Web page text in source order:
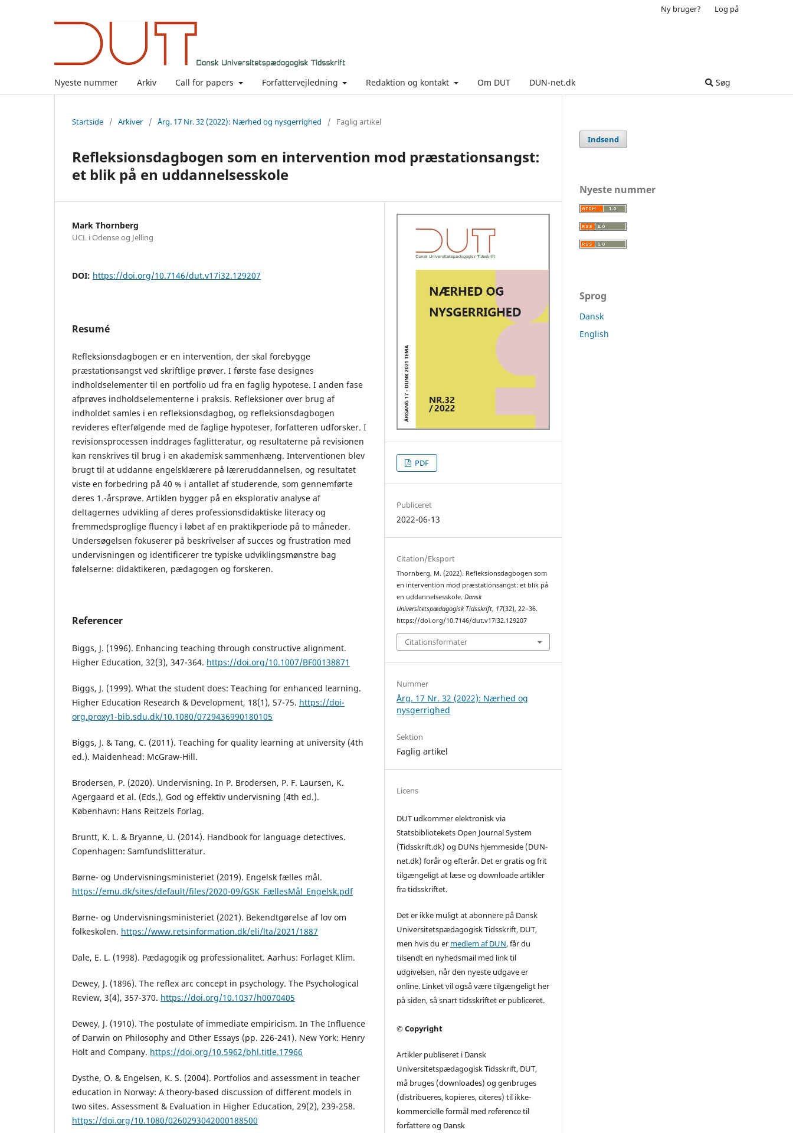
Nyeste nummer Arkiv Call for papers Forfattervejledning Redaktion og kontakt Om DUT DUN-net.dk Søg
Ny bruger? Log på
Startside / Arkiver / Årg. 17 Nr. 32 (2022): Nærhed og nysgerrighed / Faglig artikel
Refleksionsdagbogen som en intervention mod præstationsangst:
et blik på en uddannelsesskole
Mark Thornberg
UCL i Odense og Jelling
DOI: https://doi.org/10.7146/dut.v17i32.129207
Resumé
Refleksionsdagbogen er en intervention, der skal forebygge
præstationsangst ved skriftlige prøver. I første fase designes
indholdselementer til en portfolio ud fra en faglig hypotese. I anden fase
afprøves indholdselementerne i praksis. Refleksioner over brug af
indholdet samles i en refleksionsdagbog, og refleksionsdagbogen
revideres efterfølgende med de faglige hypoteser, forfatteren udforsker. I
revisionsprocessen inddrages faglitteratur, og resultaterne på revisionen
kan renskrives til brug i en akademisk sammenhæng. Interventionen blev
brugt til at uddanne engelsklærere på læreruddannelsen, og resultatet
viste en forbedring på 40 % i antallet af studerende, som gennemførte
deres 1.-årsprøve. Artiklen bygger på en eksplorativ analyse af
deltagernes udvikling af deres professionsdidaktiske literacy og
fremmedsproglige fluency i løbet af en praktikperiode på to måneder.
Undersøgelsen fokuserer på beskrivelser af succes og frustration med
undervisningen og identificerer tre typiske udviklingsmønstre bag
følelserne: didaktikeren, pædagogen og forskeren.
Referencer
Biggs, J. (1996). Enhancing teaching through constructive alignment.
Higher Education, 32(3), 347-364. https://doi.org/10.1007/BF00138871
Biggs, J. (1999). What the student does: Teaching for enhanced learning.
Higher Education Research & Development, 18(1), 57-75. https://doi-
org.proxy1-bib.sdu.dk/10.1080/0729436990180105
Biggs, J. & Tang, C. (2011). Teaching for quality learning at university (4th
ed.). Maidenhead: McGraw-Hill.
Brodersen, P. (2020). Undervisning. In P. Brodersen, P. F. Laursen, K.
Agergaard et al. (Eds.), God og effektiv undervisning (4th ed.).
København: Hans Reitzels Forlag.
Bruntt, K. L. & Bryanne, U. (2014). Handbook for language detectives.
Copenhagen: Samfundslitteratur.
Børne- og Undervisningsministeriet (2019). Engelsk fælles mål.
https://emu.dk/sites/default/files/2020-09/GSK_FællesMål_Engelsk.pdf
Børne- og Undervisningsministeriet (2021). Bekendtgørelse af lov om
folkeskolen. https://www.retsinformation.dk/eli/lta/2021/1887
Dale, E. L. (1998). Pædagogik og professionalitet. Aarhus: Forlaget Klim.
Dewey, J. (1896). The reflex arc concept in psychology. The Psychological
Review, 3(4), 357-370. https://doi.org/10.1037/h0070405
Dewey, J. (1910). The postulate of immediate empiricism. In The Influence
of Darwin on Philosophy and Other Essays (pp. 226-241). New York: Henry
Holt and Company. https://doi.org/10.5962/bhl.title.17966
Dysthe, O. & Engelsen, K. S. (2004). Portfolios and assessment in teacher
education in Norway: A theory-based discussion of different models in
two sites. Assessment & Evaluation in Higher Education, 29(2), 239-258.
https://doi.org/10.1080/0260293042000188500
PDF
Publiceret
2022-06-13
Citation/Eksport
Thornberg, M. (2022). Refleksionsdagbogen som
en intervention mod præstationsangst: et blik på
en uddannelsesskole.Dansk
Universitetspædagogisk Tidsskrift, 17(32), 22–36.
https://doi.org/10.7146/dut.v17i32.129207
Citationsformater
Nummer
Årg. 17 Nr. 32 (2022): Nærhed og
nysgerrighed
Sektion
Faglig artikel
Licens
DUT udkommer elektronisk via
Statsbibliotekets Open Journal System
(Tidsskrift.dk) og DUNs hjemmeside (DUN-
net.dk) forår og efterår. Det er gratis og frit
tilgængeligt at læse og downloade artikler
fra tidsskriftet.
Det er ikke muligt at abonnere på Dansk
Universitetspædagogisk Tidsskrift, DUT,
men hvis du er medlem af DUN, får du
tilsendt en nyhedsmail med link til
udgivelsen, når den nyeste udgave er
online. Linket vil også være tilgængeligt her
på siden, så snart tidsskriftet er publiceret.
© Copyright
Artikler publiseret i Dansk
Universitetspædagogisk Tidsskrift, DUT,
må bruges (downloades) og genbruges
(distribueres, kopieres, citeres) til ikke-
kommercielle formål med reference til
forfattere og Dansk
Indsend
Nyeste nummer
Sprog
Dansk
English